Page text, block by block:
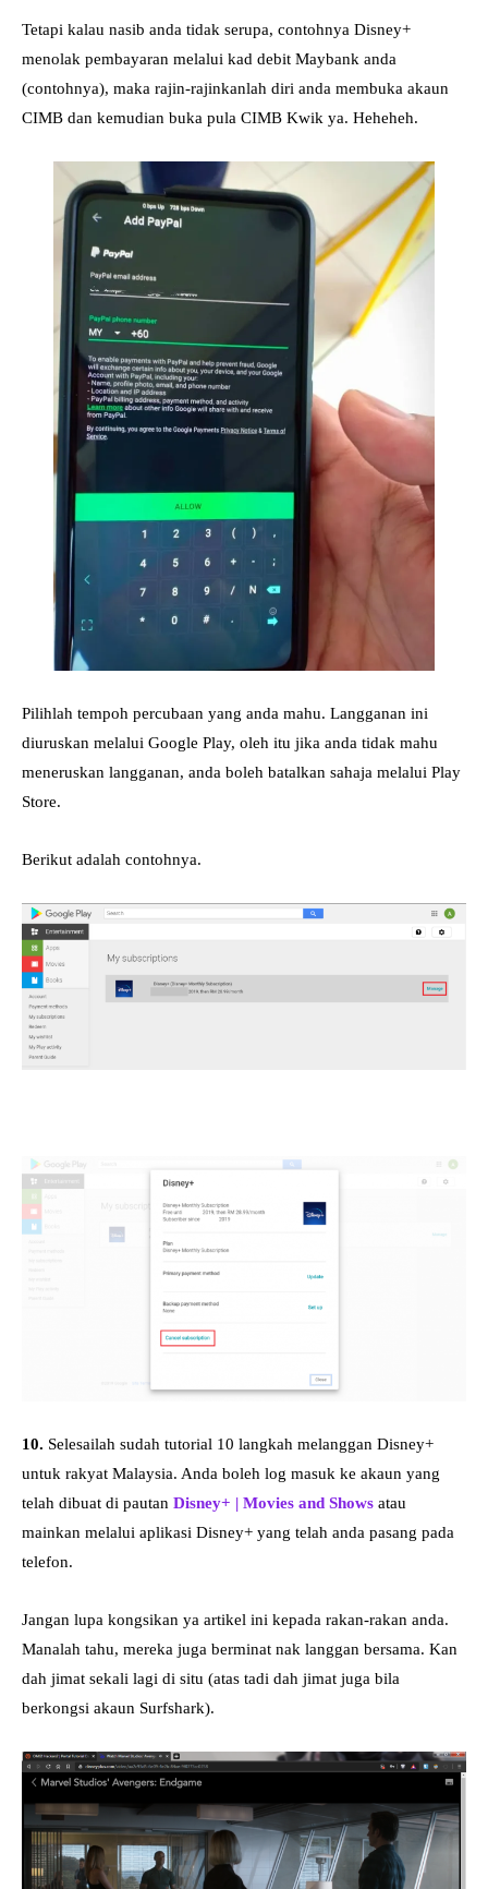
Tetapi kalau nasib anda tidak serupa, contohnya Disney+
menolak pembayaran melalui kad debit Maybank anda
(contohnya), maka rajin-rajinkanlah diri anda membuka akaun
CIMB dan kemudian buka pula CIMB Kwik ya. Heheheh.
Pilihlah tempoh percubaan yang anda mahu. Langganan ini
diuruskan melalui Google Play, oleh itu jika anda tidak mahu
meneruskan langganan, anda boleh batalkan sahaja melalui Play
Store.
Berikut adalah contohnya.
10. Selesailah sudah tutorial 10 langkah melanggan Disney+
untuk rakyat Malaysia. Anda boleh log masuk ke akaun yang
telah dibuat di pautan Disney+ | Movies and Shows atau
mainkan melalui aplikasi Disney+ yang telah anda pasang pada
telefon.
Jangan lupa kongsikan ya artikel ini kepada rakan-rakan anda.
Manalah tahu, mereka juga berminat nak langgan bersama. Kan
dah jimat sekali lagi di situ (atas tadi dah jimat juga bila
berkongsi akaun Surfshark).